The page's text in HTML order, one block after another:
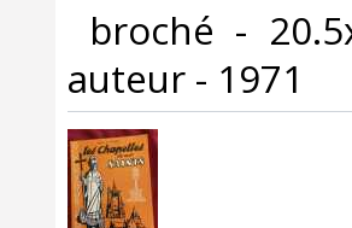
broché -
auteur - 1971‎